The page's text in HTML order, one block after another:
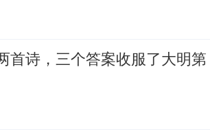
首诗，三个答案收服了大明第